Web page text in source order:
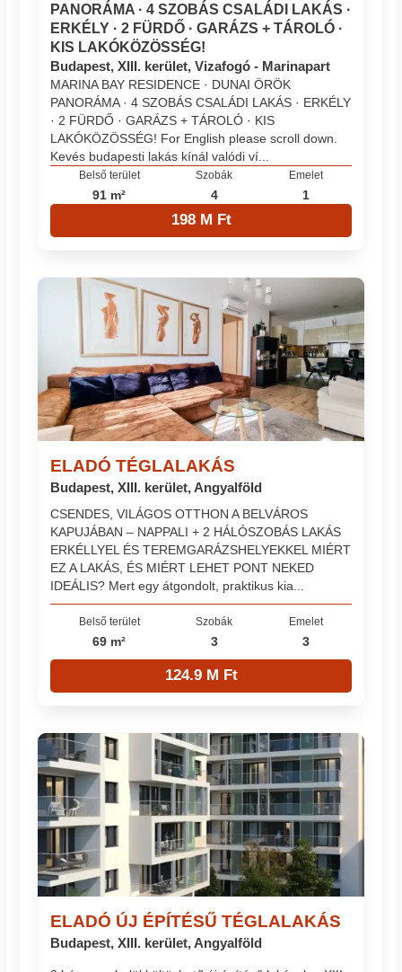
PANORÁMA · 4 SZOBÁS CSALÁDI LAKÁS ·
ERKÉLY · 2 FÜRDŐ · GARÁZS + TÁROLÓ ·
KIS LAKÓKÖZÖSSÉG!
Budapest, XIII. kerület, Vizafogó - Marinapart
MARINA BAY RESIDENCE · DUNAI ÖRÖK
PANORÁMA · 4 SZOBÁS CSALÁDI LAKÁS · ERKÉLY
· 2 FÜRDŐ · GARÁZS + TÁROLÓ · KIS
LAKÓKÖZÖSSÉG! For English please scroll down.
Kevés budapesti lakás kínál valódi ví...
Belső terület
91 m²
Szobák
4
Emelet
1
198 M Ft
ELADÓ TÉGLALAKÁS
Budapest, XIII. kerület, Angyalföld
CSENDES, VILÁGOS OTTHON A BELVÁROS
KAPUJÁBAN – NAPPALI + 2 HÁLÓSZOBÁS LAKÁS
ERKÉLLYEL ÉS TEREMGARÁZSHELYEKKEL MIÉRT
EZ A LAKÁS, ÉS MIÉRT LEHET PONT NEKED
IDEÁLIS? Mert egy átgondolt, praktikus kia...
Belső terület
69 m²
Szobák
3
Emelet
3
124.9 M Ft
ELADÓ ÚJ ÉPÍTÉSŰ TÉGLALAKÁS
Budapest, XIII. kerület, Angyalföld